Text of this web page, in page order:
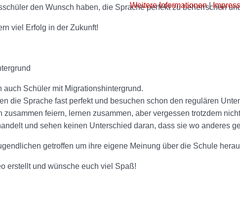
den Wunsch haben, die Sprache perfekt zu beherrschen
viel Erfolg in der Zukunft!
auch Schüler mit Migrationshintergrund.
die Sprache fast perfekt und besuchen schon den regulären
zusammen feiern, lernen zusammen, aber vergessen trotzdem
und sehen keinen Unterschied daran, dass sie wo anderes
getroffen um ihre eigene Meinung über die Schule
erstellt und wünsche euch viel Spaß!
Weitere Informationen|